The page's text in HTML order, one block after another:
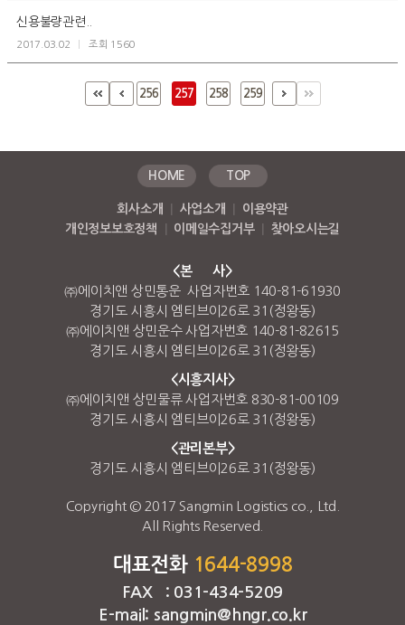
신용불량관련..
2017.03.02 조회 1560
256 257 258 259
HOME TOP
회사소개 사업소개
이용약관
개인정보보호정책
이메일수집거부 찾아오시는길
<본 사>
㈜에이치앤 상민통운 사업자번호 140-81-61930
경기도 시흥시 엠티브이26로 31(정왕동)
㈜에이치앤 상민운수 사업자번호 140-81-82615
경기도 시흥시 엠티브이26로 31(정왕동)
<시흥지사>
㈜에이치앤 상민물류 사업자번호 830-81-00109
경기도 시흥시 엠티브이26로 31(정왕동)
<관리본부>
경기도 시흥시 엠티브이26로 31(정왕동)
Copyright © 2017 Sangmin Logistics co., Ltd.
All Rights Reserved.
대표전화 1644-8998
FAX : 031-434-5209
E-mail: sangmin@hngr.co.kr